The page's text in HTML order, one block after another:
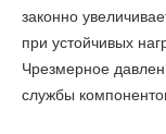
законно
при устойчивых
Чрезмерное
службы